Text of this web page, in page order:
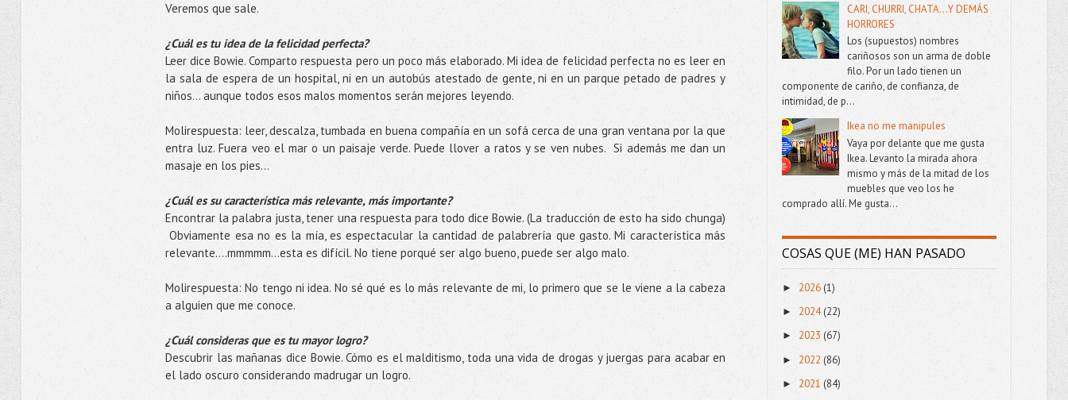
Veremos que sale.
¿Cuál es tu idea de la felicidad perfecta?
Leer dice Bowie. Comparto respuesta pero un poco más elaborado. Mi idea de felicidad perfecta no es leer en
la sala de espera de un hospital, ni en un autobús atestado de gente, ni en un parque petado de padres y
niños... aunque todos esos malos momentos serán mejores leyendo.
Molirespuesta: leer, descalza, tumbada en buena compañía en un sofá cerca de una gran ventana por la que
entra luz. Fuera veo el mar o un paisaje verde. Puede llover a ratos y se ven nubes. Si además me dan un
masaje en los pies...
¿Cuál es su característica más relevante, más importante?
Encontrar la palabra justa, tener una respuesta para todo dice Bowie. (La traducción de esto ha sido chunga)
Obviamente esa no es la mía, es espectacular la cantidad de palabrería que gasto. Mi característica más
relevante....mmmmm...esta es difícil. No tiene porqué ser algo bueno, puede ser algo malo.
Molirespuesta: No tengo ni idea. No sé qué es lo más relevante de mi, lo primero que se le viene a la cabeza
a alguien que me conoce.
¿Cuál consideras que es tu mayor logro?
Descubrir las mañanas dice Bowie. Cómo es el malditismo, toda una vida de drogas y juergas para acabar en
el lado oscuro considerando madrugar un logro.
CARI, CHURRI, CHATA...Y DEMÁS
HORRORES
Los (supuestos) nombres
cariñosos son un arma de doble
filo. Por un lado tienen un
componente de cariño, de confianza, de
intimidad, de p...
Ikea no me manipules
Vaya por delante que me gusta
Ikea. Levanto la mirada ahora
mismo y más de la mitad de los
muebles que veo los he
comprado allí. Me gusta...
COSAS QUE (ME) HAN PASADO
► 2026 (1)
► 2024(22)
► 2023 (67)
► 2022 (86)
► 2021 (84)